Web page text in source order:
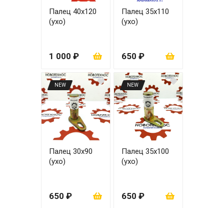
Палец 40х120
(ухо)
1 000 ₽
Палец 35х110
(ухо)
650 ₽
NEW
Палец 30х90
(ухо)
650 ₽
NEW
Палец 35х100
(ухо)
650 ₽